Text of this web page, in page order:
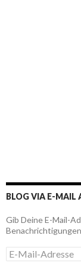
BLOG VIA E-MAIL
Gib Deine E-Mail-
E